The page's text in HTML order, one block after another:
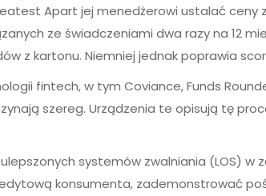
Apart jej menedżerowi ustalać
ze świadczeniami dwa razy na 12
z kartonu. Niemniej jednak poprawia
fintech, w tym Coviance, Funds
szereg. Urządzenia te opisują tę
systemów zwalniania (LOS)
konsumenta, zademonstrować